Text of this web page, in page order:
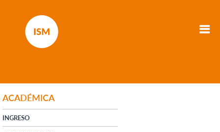
ACADÉMICA
INGRESO